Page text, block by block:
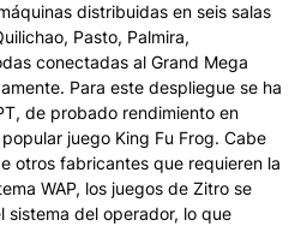
distribuidas en seis salas
Pasto, Palmira,
conectadas al Grand Mega
Para este despliegue se ha
de probado rendimiento en
juego King Fu Frog. Cabe
otros fabricantes que requieren la
WAP, los juegos de Zitro se
del operador, lo que